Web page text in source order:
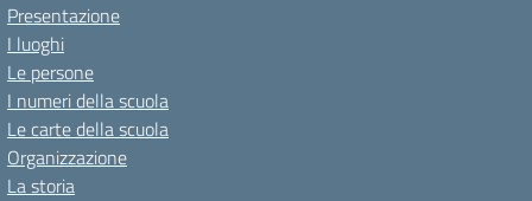
Presentazione
I luoghi
Le persone
I numeri della scuola
Le carte della scuola
Organizzazione
La storia